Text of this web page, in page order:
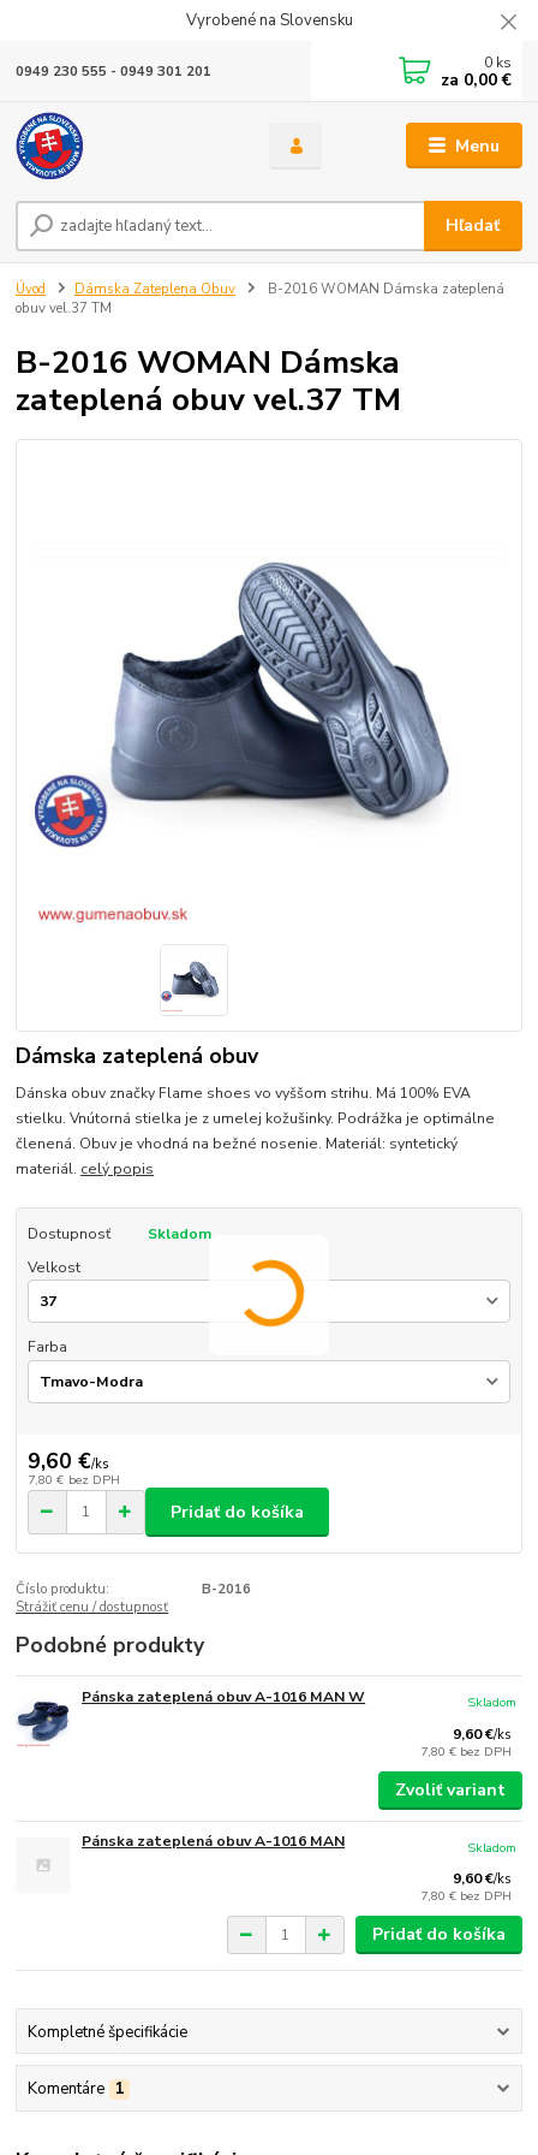
Vyrobené na Slovensku
Menu
Hľadať
0949 230 555 - 0949 301 201 0 ks
za 0,00 €
Úvod Dámska Zateplena Obuv
B-2016 WOMAN Dámska zateplená
obuv vel.37 TM
B-2016 WOMAN Dámska
zateplená obuv vel.37 TM
Dámska zateplená obuv
Dánska obuv značky Flame shoes vo vyššom strihu. Má 100% EVA
stielku. Vnútorná stielka je z umelej kožušinky. Podrážka je optimálne
členená. Obuv je vhodná na bežné nosenie. Materiál: syntetický
materiál. celý popis
Dostupnosť
Skladom
Velkost
Farba
9,60 €/ks
7,80 € bez DPH
Pridať do košíka
Číslo produktu:
B-2016
Strážiť cenu / dostupnosť
Podobné produkty
Pánska zateplená obuv A-1016 MAN W
9,60 €/ks
7,80 € bez DPH
Skladom
Zvoliť variant
Pánska zateplená obuv A-1016 MAN
9,60 €/ks
7,80 € bez DPH
Skladom
Pridať do košíka
Kompletné špecifikácie
Komentáre 1